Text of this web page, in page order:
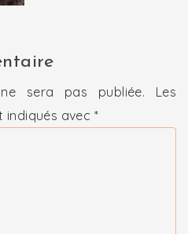
sera pas publiée.
Les
indiqués avec *